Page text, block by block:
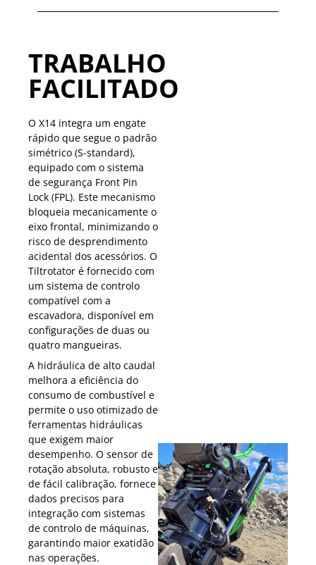
TRABALHO
FACILITADO
O X14 integra um engate
rápido que segue o padrão
simétrico (S-standard),
equipado com o sistema
de segurança Front Pin
Lock (FPL). Este mecanismo
bloqueia mecanicamente o
eixo frontal, minimizando o
risco de desprendimento
acidental dos acessórios. O
Tiltrotator é fornecido com
um sistema de controlo
compatível com a
escavadora, disponível em
configurações de duas ou
quatro mangueiras.
A hidráulica de alto caudal
melhora a eficiência do
consumo de combustível e
permite o uso otimizado de
ferramentas hidráulicas
que exigem maior
desempenho. O sensor de
rotação absoluta, robusto e
de fácil calibração, fornece
dados precisos para
integração com sistemas
de controlo de máquinas,
garantindo maior exatidão
nas operações.